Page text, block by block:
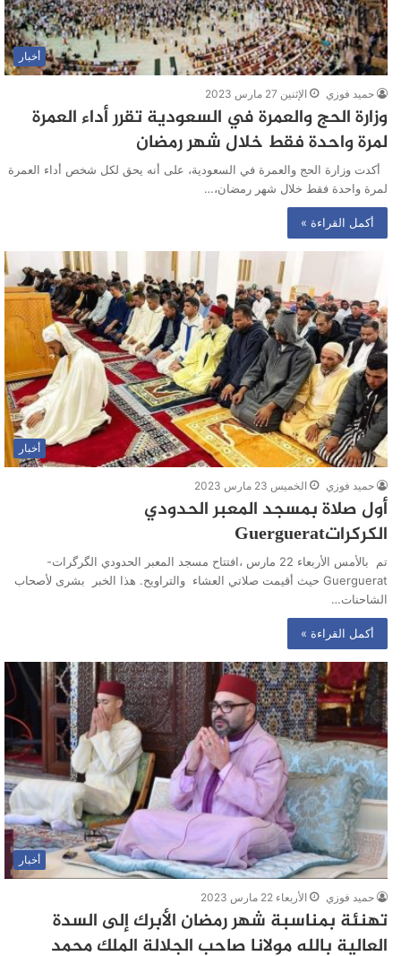
أخبار
حميد فوزي الإثنين 27 مارس 2023
وزارة الحج والعمرة في السعودية تقرر أداء العمرة
لمرة واحدة فقط خلال شهر رمضان
أكدت وزارة الحج والعمرة في السعودية، على أنه يحق لكل شخص أداء العمرة
لمرة واحدة فقط خلال شهر رمضان،…
أكمل القراءة »
أخبار
حميد فوزي الخميس 23 مارس 2023
أول صلاة بمسجد المعبر الحدودي
الكركراتGuerguerat
تم بالأمس الأربعاء 22 مارس ،افتتاح مسجد المعبر الحدودي الگرگرات-
Guerguerat حيث أقيمت صلاتي العشاء والتراويح. هذا الخبر بشرى لأصحاب
الشاحنات…
أكمل القراءة »
أخبار
حميد فوزي الأربعاء 22 مارس 2023
تهنئة بمناسبة شهر رمضان الأبرك إلى السدة
العالية بالله مولانا صاحب الجلالة الملك محمد